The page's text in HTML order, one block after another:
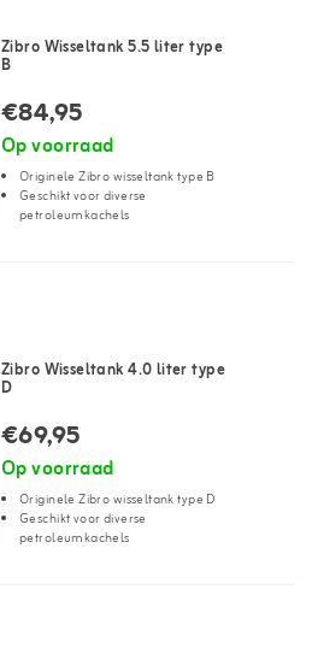
Zibro Wisseltank 5.5 liter type
B
€84,95
Op voorraad
Originele Zibro wisseltank type B
Geschikt voor diverse
petroleumkachels
Zibro Wisseltank 4.0 liter type
D
€69,95
Op voorraad
Originele Zibro wisseltank type D
Geschikt voor diverse
petroleumkachels